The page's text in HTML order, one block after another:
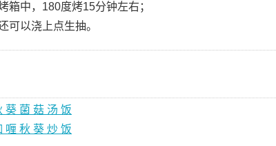
箱中，180度烤15分钟左右；
可以浇上点生抽。
葵 菌 菇 汤 饭
喱 秋 葵 炒 饭